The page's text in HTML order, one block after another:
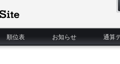
順位表 お知らせ 通算